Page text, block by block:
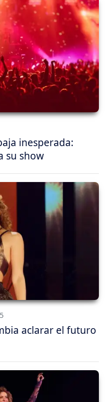
inesperada:
su show
aclarar el futuro